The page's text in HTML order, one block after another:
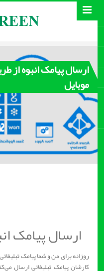
ارسال پیامک انبوه از
موبایل
ارسال پیامک
روزانه برای من و شما پیامک
کارشان پیامک تبلیغاتی ارسال